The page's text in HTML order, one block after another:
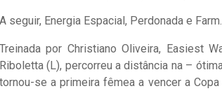
A seguir, Energia Espacial, Perdonada e
Treinada por Christiano Oliveira, Easiest
Riboletta (L), percorreu a distância na –
tornou-se a primeira fêmea a vencer a